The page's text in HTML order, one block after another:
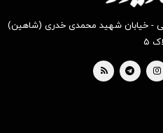
- خیابان شهید محمدی خدری (شاهین)
۵